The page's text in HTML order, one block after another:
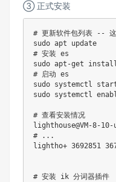
③ 正式安装
# 更新软件包列表 -- 这
sudo apt
# 安装 es
sudo apt-get
# 启动 es
sudo
sudo systemctl
# 查看安装情况
lighthouse@VM-8-
# ...
lightho+ 3692851
# 安装 ik 分词器插件